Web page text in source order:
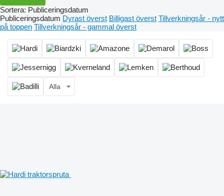
Sortera: Publiceringsdatum
Publiceringsdatum Dyrast överst Billigast överst Tillverkningsår - nytt
på toppen Tillverkningsår - gammal överst
Alla